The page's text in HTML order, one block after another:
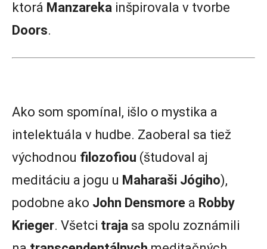
ktorá Manzareka inšpirovala v tvorbe
Doors.
Ako som spomínal, išlo o mystika a
intelektuála v hudbe. Zaoberal sa tiež
východnou filozofiou (študoval aj
meditáciu a jogu u Maharaši Jógiho),
podobne ako John Densmore a Robby
Krieger. Všetci traja sa spolu zoznámili